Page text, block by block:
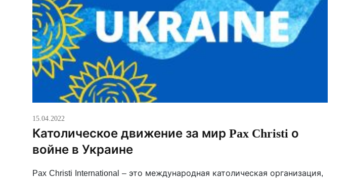
15.04.2022
Католическое движение за мир Pax Christi о
войне в Украине
Pax Christi International – это международная католическая организация,